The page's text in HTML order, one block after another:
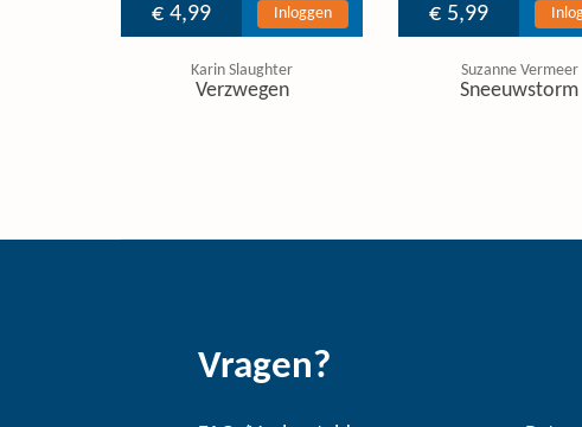
€ 4,99
Inloggen
Karin Slaughter
Verzwegen
€ 5,99
Suzanne Vermeer
Sneeuwstorm
Vragen?